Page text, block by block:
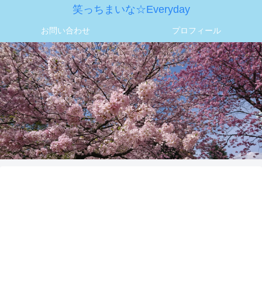
笑っちまいな☆Everyday
お問い合わせ プロフィール